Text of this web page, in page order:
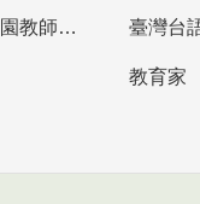
教育部高中等以下學校及幼兒園教師資格檢定考試 臺灣台
教育家